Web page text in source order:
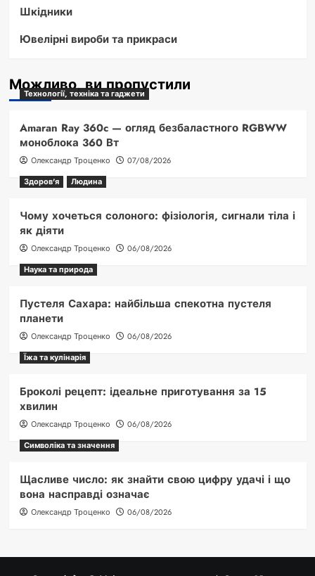
Шкідники
Ювелірні вироби та прикраси
Можливо, ви пропустили
Технології, техніка та гаджети
Amaran Ray 360c — огляд безбаластного RGBWW
моноблока 360 Вт
Олександр Троценко
07/08/2026
Здоров'я
Людина
Чому хочеться солоного: фізіологія, сигнали тіла і
як діяти
Олександр Троценко
06/08/2026
Наука та природа
Пустеля Сахара: найбільша спекотна пустеля
планети
Олександр Троценко
06/08/2026
Їжа та кулінарія
Броколі рецепт: ідеальне приготування за 15
хвилин
Олександр Троценко
06/08/2026
Символіка та значення
Щасливе число: як знайти свою цифру удачі і що
вона насправді означає
Олександр Троценко 06/08/2026